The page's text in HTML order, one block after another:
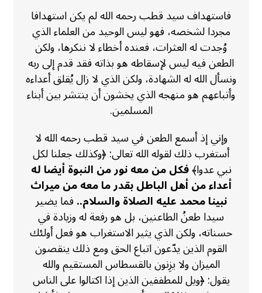
فاستهداف سيد قطب رحمه الله لم يكن استهدافا
مجردا لشخصه، فهو ليس الوحيد من العلماء الذي
وُجدت له العثرات، فعنده أخطاء لا ننكرها، ولكن
الطعن فيه ليس لإسقاطه هو بذاته فقد قدم إلى ربه
ونسأل الله له الشهادة، ولكن الذي لا زال يُقلق أعداءه
وأتباعهم هو منهجه الذي يخشون أن ينتشر بين أبناء
المسلمين.
وإني إذ أسمع الطعن في سيد قطب رحمه الله لا
أستغرب ذلك لقوله الله تعالى: ﴿وكذلك جعلنا لكل
نبي عدوا﴾فكل من معه نور من النبوة أيضا له
أعداء من أهل الباطل بقدر ما معه من ميراث
نبينا محمد عليه الصلاة والسلام..فما يضير
سيدا طعنُ الطاعنين، بل هو رفعة له وزيادة في
حسناته، ولكن الذي يثير الاستغراب هو فعل أولئك
القوم الذين يدّعون اتباع الحق ومع ذلك ينقصون
الميزان ولا يزِنون بالقسطاس المستقيم والله
يقول: ﴿ويل للمطففين الذين إذا اكتالوا على الناس